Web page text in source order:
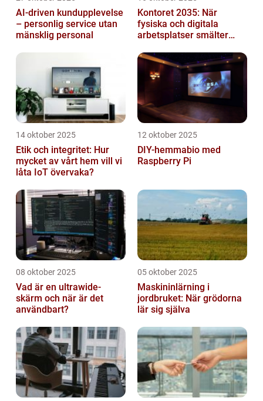
AI-driven kundupplevelse
– personlig service utan
mänsklig personal
Kontoret 2035: När
fysiska och digitala
arbetsplatser smälter
14 oktober 2025
Etik och integritet: Hur
mycket av vårt hem vill vi
låta IoT övervaka?
12 oktober 2025
DIY-hemmabio med
Raspberry Pi
08 oktober 2025
Vad är en ultrawide-
skärm och när är det
användbart?
05 oktober 2025
Maskininlärning i
jordbruket: När grödorna
lär sig själva